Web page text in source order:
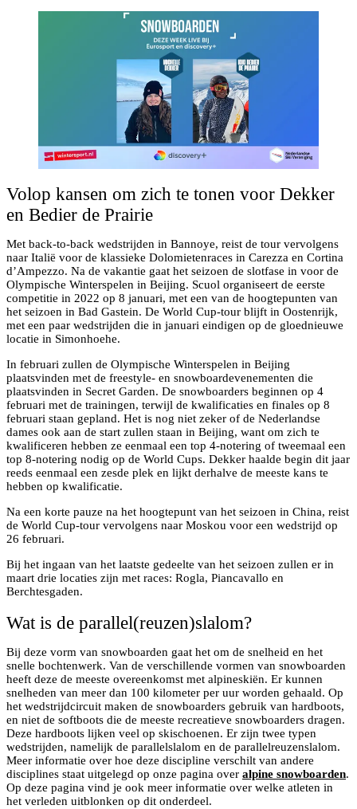
Volop kansen om zich te tonen voor Dekker
en Bedier de Prairie
Met back-to-back wedstrijden in Bannoye, reist de tour vervolgens
naar Italië voor de klassieke Dolomietenraces in Carezza en Cortina
d’Ampezzo. Na de vakantie gaat het seizoen de slotfase in voor de
Olympische Winterspelen in Beijing. Scuol organiseert de eerste
competitie in 2022 op 8 januari, met een van de hoogtepunten van
het seizoen in Bad Gastein. De World Cup-tour blijft in Oostenrijk,
met een paar wedstrijden die in januari eindigen op de gloednieuwe
locatie in Simonhoehe.
In februari zullen de Olympische Winterspelen in Beijing
plaatsvinden met de freestyle- en snowboardevenementen die
plaatsvinden in Secret Garden. De snowboarders beginnen op 4
februari met de trainingen, terwijl de kwalificaties en finales op 8
februari staan gepland. Het is nog niet zeker of de Nederlandse
dames ook aan de start zullen staan in Beijing, want om zich te
kwalificeren hebben ze eenmaal een top 4-notering of tweemaal een
top 8-notering nodig op de World Cups. Dekker haalde begin dit jaar
reeds eenmaal een zesde plek en lijkt derhalve de meeste kans te
hebben op kwalificatie.
Na een korte pauze na het hoogtepunt van het seizoen in China, reist
de World Cup-tour vervolgens naar Moskou voor een wedstrijd op
26 februari.
Bij het ingaan van het laatste gedeelte van het seizoen zullen er in
maart drie locaties zijn met races: Rogla, Piancavallo en
Berchtesgaden.
Wat is de parallel(reuzen)slalom?
Bij deze vorm van snowboarden gaat het om de snelheid en het
snelle bochtenwerk. Van de verschillende vormen van snowboarden
heeft deze de meeste overeenkomst met alpineskiën. Er kunnen
snelheden van meer dan 100 kilometer per uur worden gehaald. Op
het wedstrijdcircuit maken de snowboarders gebruik van hardboots,
en niet de softboots die de meeste recreatieve snowboarders dragen.
Deze hardboots lijken veel op skischoenen. Er zijn twee typen
wedstrijden, namelijk de parallelslalom en de parallelreuzenslalom.
Meer informatie over hoe deze discipline verschilt van andere
disciplines staat uitgelegd op onze pagina over alpine snowboarden.
Op deze pagina vind je ook meer informatie over welke atleten in
het verleden uitblonken op dit onderdeel.